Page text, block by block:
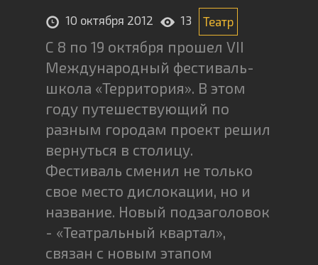
10 октября 2012 13 Театр
С 8 по 19 октября прошел VII
Международный фестиваль-
школа «Территория». В этом
году путешествующий по
разным городам проект решил
вернуться в столицу.
Фестиваль сменил не только
свое место дислокации, но и
название. Новый подзаголовок
- «Театральный квартал»,
связан с новым этапом